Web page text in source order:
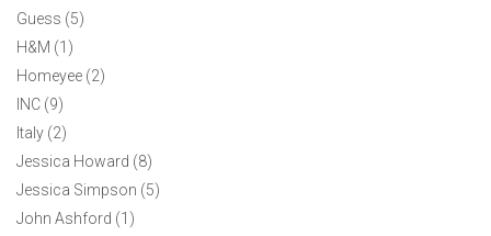
Guess (5)
H&M (1)
Homeyee (2)
INC (9)
Italy (2)
Jessica Howard (8)
Jessica Simpson (5)
John Ashford (1)